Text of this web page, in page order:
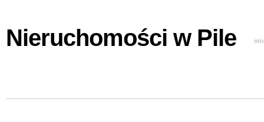
Nieruchomości w Pile